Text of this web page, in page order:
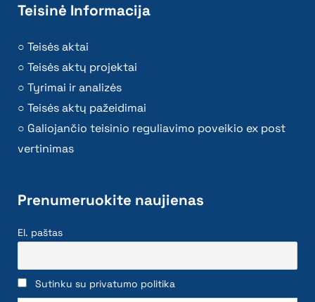
Teisinė Informacija
Teisės aktai
Teisės aktų projektai
Tyrimai ir analizės
Teisės aktų pažeidimai
Galiojančio teisinio reguliavimo poveikio ex post
vertinimas
Prenumeruokite naujienas
El. paštas
Sutinku su privatumo politika